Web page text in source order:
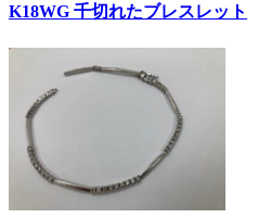
K18WG 千切れたブレスレット